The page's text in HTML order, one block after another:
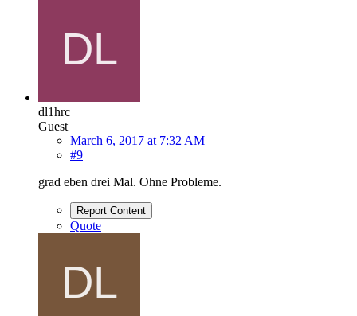
dl1hrc
Guest
March 6, 2017 at 7:32 AM
#9
grad eben drei Mal. Ohne Probleme.
Report Content
Quote